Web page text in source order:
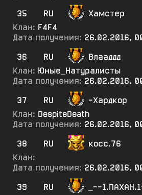
35
RU
Хамстер
Клан: F4F4
Дата получения: 26.02.2016,
36
RU
Влааддд
Клан: Юные_Натуралисты
Дата получения: 26.02.2016,
37
RU
-Хардкор
Клан: DespiteDeath
Дата получения: 26.02.2016,
38
RU
косс.76
Клан:
Дата получения: 26.02.2016,
39
RU
_--